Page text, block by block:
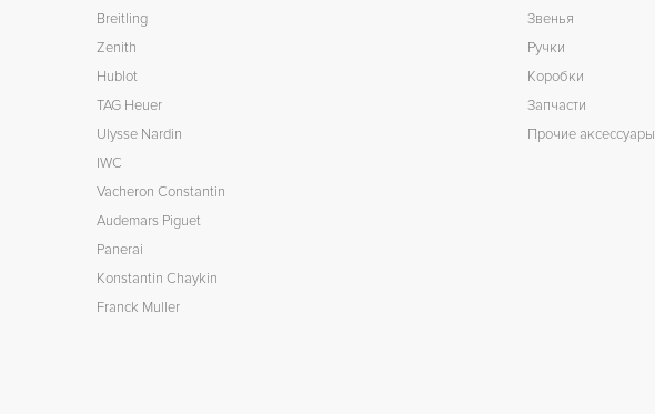
Breitling
Zenith
Hublot
TAG Heuer
Ulysse Nardin
IWC
Vacheron Constantin
Audemars Piguet
Panerai
Konstantin Chaykin
Franck Muller
Звенья
Ручки
Коробки
Запчасти
Прочие аксессуары